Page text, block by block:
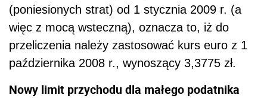
(poniesionych strat) od 1 stycznia 2009 r. (a
więc z mocą wsteczną), oznacza to, iż do
przeliczenia należy zastosować kurs euro z 1
października 2008 r., wynoszący 3,3775 zł.
Nowy limit przychodu dla małego podatnika